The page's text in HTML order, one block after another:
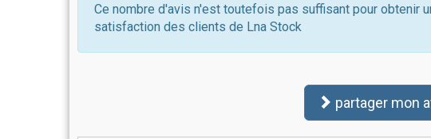
Ce nombre d'avis n'est toutefois pas suffisant pour obtenir
satisfaction des clients de Lna Stock
partager mon